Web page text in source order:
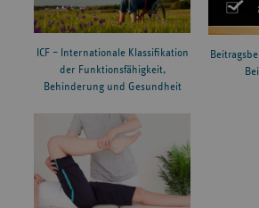
ICF – Internationale Klassifikation
der Funktionsfähigkeit,
Behinderung und Gesundheit